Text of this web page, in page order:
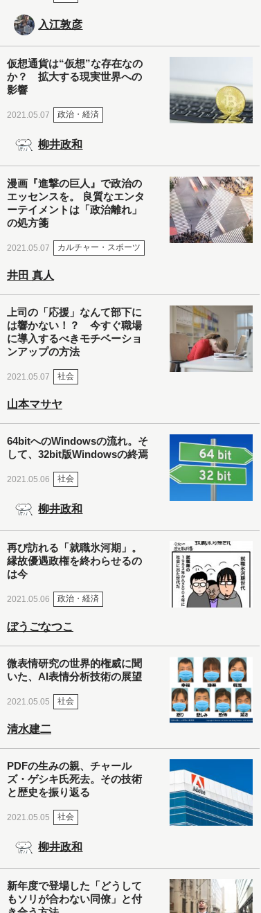
入江敦彦
仮想通貨は“仮想”な存在なの
か？ 拡大する現実世界への
影響
2021.05.07 政治・経済
柳井政和
漫画『進撃の巨人』で政治の
エッセンスを。 良質なエンタ
ーテイメントは「政治離れ」
の処方箋
2021.05.07 カルチャー・スポーツ
井田 真人
上司の「応援」なんて部下に
は響かない！？ 今すぐ職場
に導入するべきモチベーショ
ンアップの方法
2021.05.07 社会
山本マサヤ
64bitへのWindowsの流れ。そ
して、32bit版Windowsの終焉
2021.05.06 社会
柳井政和
再び訪れる「就職氷河期」。
縁故優遇政権を終わらせるの
は今
2021.05.06 政治・経済
ぼうごなつこ
微表情研究の世界的権威に聞
いた、AI表情分析技術の展望
2021.05.05 社会
清水建二
PDFの生みの親、チャール
ズ・ゲシキ氏死去。その技術
と歴史を振り返る
2021.05.05 社会
柳井政和
新年度で登場した「どうして
もソリが合わない同僚」と付